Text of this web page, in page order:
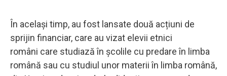
În același timp, au fost lansate două acțiuni de
sprijin financiar, care au vizat elevii etnici
români care studiază în școlile cu predare în limba
română sau cu studiul unor materii în limba română,